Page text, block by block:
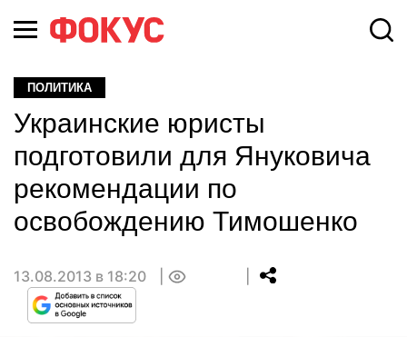
ПОЛИТИКА
Украинские юристы
подготовили для Януковича
рекомендации по
освобождению Тимошенко
13.08.2013 в 18:20